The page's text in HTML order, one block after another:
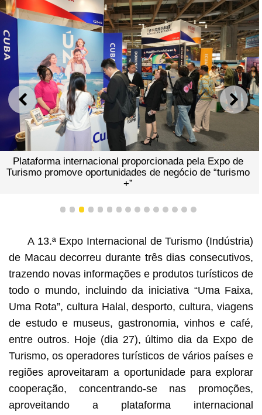
ANTERIOR
Plataforma internacional proporcionada pela Expo de
Turismo promove oportunidades de negócio de “turismo
+”
1 2 3 4 5 6 7 8 9 101112131415
A 13.ª Expo Internacional de Turismo (Indústria)
de Macau decorreu durante três dias consecutivos,
trazendo novas informações e produtos turísticos de
todo o mundo, incluindo da iniciativa “Uma Faixa,
Uma Rota”, cultura Halal, desporto, cultura, viagens
de estudo e museus, gastronomia, vinhos e café,
entre outros. Hoje (dia 27), último dia da Expo de
Turismo, os operadores turísticos de vários países e
regiões aproveitaram a oportunidade para explorar
cooperação, concentrando-se nas promoções,
aproveitando a plataforma internacional